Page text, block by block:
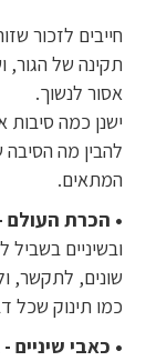
חייבים לזכור
תקינה של הגור,
אסור לנשוך.
ישנן כמה סיבות
להבין מה
המתאים.
• הכרת העולם
ובשיניים
שונים, לתקשר,
כמו תינוק שכל
• כאבי שיניים -